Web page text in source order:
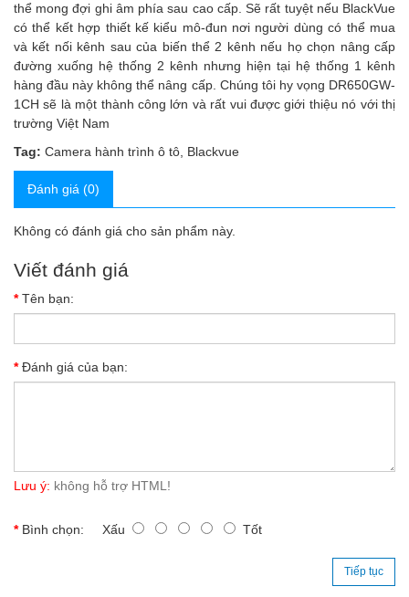
thể mong đợi ghi âm phía sau cao cấp. Sẽ rất tuyệt nếu BlackVue
có thể kết hợp thiết kế kiểu mô-đun nơi người dùng có thể mua
và kết nối kênh sau của biến thể 2 kênh nếu họ chọn nâng cấp
đường xuống hệ thống 2 kênh nhưng hiện tại hệ thống 1 kênh
hàng đầu này không thể nâng cấp. Chúng tôi hy vọng DR650GW-
1CH sẽ là một thành công lớn và rất vui được giới thiệu nó với thị
trường Việt Nam
Tag: Camera hành trình ô tô Blackvue
Đánh giá (0)
Không có đánh giá cho sản phẩm này.
Viết đánh giá
Tên bạn:
Đánh giá của bạn:
Lưu ý: không hỗ trợ HTML!
Bình chọn: Xấu Tốt
Tiếp tục